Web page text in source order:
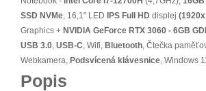
SSD NVMe, 16,1" LED IPS Full HD displej
Graphics + NVIDIA GeForce RTX 3060 - 6GB
USB 3.0, USB-C, Wifi, Bluetooth, Čtečka
Webkamera, Podsvícená klávesnice, Windows
Popis